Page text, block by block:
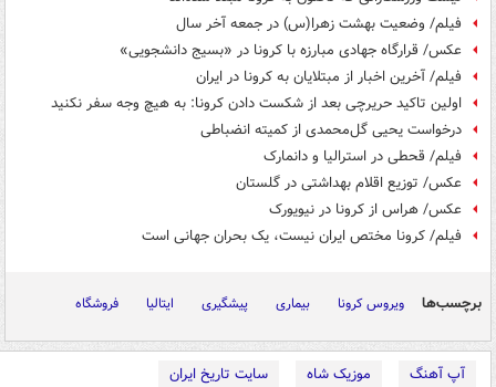
فیلم/ وضعیت بهشت زهرا(س) در جمعه آخر سال
عکس/ قرارگاه جهادی مبارزه با کرونا در «بسیج دانشجویی»
فیلم/ آخرین اخبار از مبتلایان به کرونا در ایران
اولین تاکید حریرچی بعد از شکست دادن کرونا: به هیچ وجه سفر نکنید
درخواست یحیی گل‌محمدی از کمیته‌ انضباطی
فیلم/ قحطی در استرالیا و دانمارک
عکس/ توزیع اقلام بهداشتی در گلستان
عکس/ هراس از کرونا در نیویورک
فیلم/ کرونا مختص ایران نیست، یک بحران جهانی است
برچسب‌ها ویروس کرونا بیماری پیشگیری ایتالیا فروشگاه
آپ آهنگ موزیک شاه
سایت تاریخ ایران